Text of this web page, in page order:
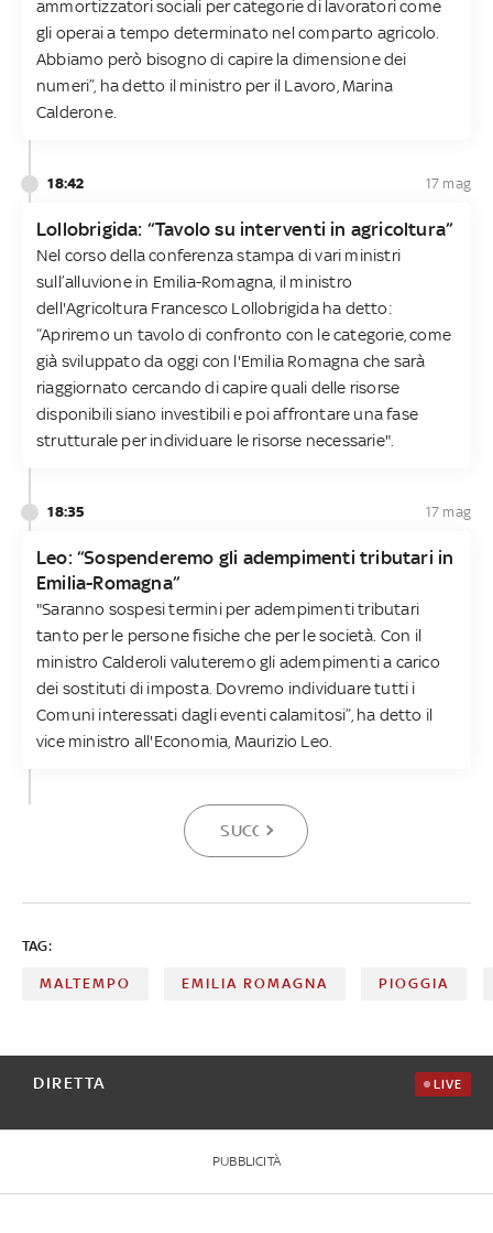
ammortizzatori sociali per categorie di lavoratori come
gli operai a tempo determinato nel comparto agricolo.
Abbiamo però bisogno di capire la dimensione dei
numeri”, ha detto il ministro per il Lavoro, Marina
Calderone.
18:42 17 mag
Lollobrigida: “Tavolo su interventi in agricoltura”
Nel corso della conferenza stampa di vari ministri
sull’alluvione in Emilia-Romagna, il ministro
dell'Agricoltura Francesco Lollobrigida ha detto:
“Apriremo un tavolo di confronto con le categorie, come
già sviluppato da oggi con l'Emilia Romagna che sarà
riaggiornato cercando di capire quali delle risorse
disponibili siano investibili e poi affrontare una fase
strutturale per individuare le risorse necessarie".
18:35 17 mag
Leo: “Sospenderemo gli adempimenti tributari in
Emilia-Romagna”
"Saranno sospesi termini per adempimenti tributari
tanto per le persone fisiche che per le società. Con il
ministro Calderoli valuteremo gli adempimenti a carico
dei sostituti di imposta. Dovremo individuare tutti i
Comuni interessati dagli eventi calamitosi”, ha detto il
vice ministro all'Economia, Maurizio Leo.
SUCCESSIVA
TAG:
MALTEMPO EMILIA ROMAGNA PIOGGIA
DIRETTA LIVE
PUBBLICITÀ